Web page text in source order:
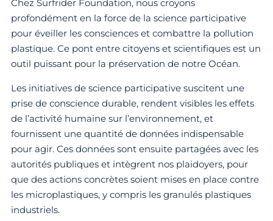
Chez Surfrider Foundation, nous croyons
profondément en la force de la science participative
pour éveiller les consciences et combattre la pollution
plastique. Ce pont entre citoyens et scientifiques est un
outil puissant pour la préservation de notre Océan.
Les initiatives de science participative suscitent une
prise de conscience durable, rendent visibles les effets
de l’activité humaine sur l’environnement, et
fournissent une quantité de données indispensable
pour agir. Ces données sont ensuite partagées avec les
autorités publiques et intègrent nos plaidoyers, pour
que des actions concrètes soient mises en place contre
les microplastiques, y compris les granulés plastiques
industriels.